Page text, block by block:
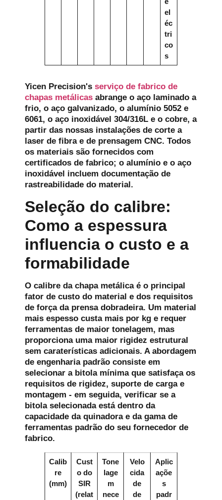
el
éc
tri
co
s
Yicen Precision's serviço de fabrico de
chapas metálicas abrange o aço laminado a
frio, o aço galvanizado, o alumínio 5052 e
6061, o aço inoxidável 304/316L e o cobre, a
partir das nossas instalações de corte a
laser de fibra e de prensagem CNC. Todos
os materiais são fornecidos com
certificados de fabrico; o alumínio e o aço
inoxidável incluem documentação de
rastreabilidade do material.
Seleção do calibre:
Como a espessura
influencia o custo e a
formabilidade
O calibre da chapa metálica é o principal
fator de custo do material e dos requisitos
de força da prensa dobradeira. Um material
mais espesso custa mais por kg e requer
ferramentas de maior tonelagem, mas
proporciona uma maior rigidez estrutural
sem caraterísticas adicionais. A abordagem
de engenharia padrão consiste em
selecionar a bitola mínima que satisfaça os
requisitos de rigidez, suporte de carga e
montagem - em seguida, verificar se a
bitola selecionada está dentro da
capacidade da quinadora e da gama de
ferramentas padrão do seu fornecedor de
fabrico.
Calib
re
(mm)
Cust
o do
SIR
(relat
Tone
lage
m
nece
Velo
cida
de
de
Aplic
açõe
s
padr